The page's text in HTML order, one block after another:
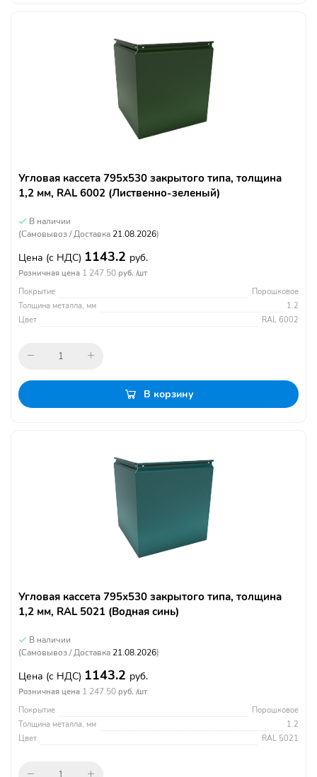
Угловая кассета 795х530 закрытого типа, толщина
1,2 мм, RAL 6002 (Лиственно-зеленый)
В наличии
(Самовывоз / Доставка 21.08.2026)
Цена (с НДС) 1143.2 руб.
Розничная цена 1 247.50 руб. /шт
Покрытие
Порошковое
Толщина металла, мм
1.2
Цвет
RAL 6002
В корзину
Угловая кассета 795х530 закрытого типа, толщина
1,2 мм, RAL 5021 (Водная синь)
В наличии
(Самовывоз / Доставка 21.08.2026)
Цена (с НДС) 1143.2 руб.
Розничная цена 1 247.50 руб. /шт
Покрытие
Порошковое
Толщина металла, мм
1.2
Цвет
RAL 5021